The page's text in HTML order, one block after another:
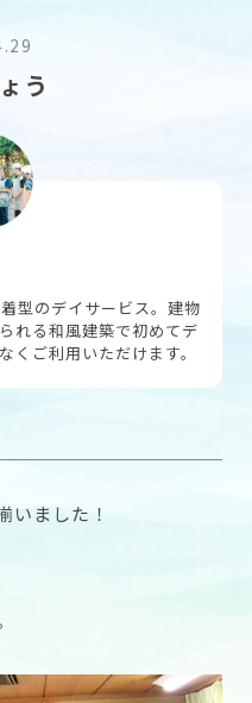
せ
う
型のデイサービス。建物
れる和風建築で初めてデ
くご利用いただけます。
いました！